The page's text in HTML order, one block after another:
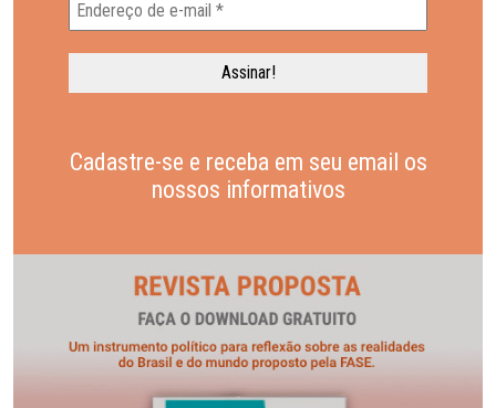
Cadastre-se e receba em seu email os
nossos informativos